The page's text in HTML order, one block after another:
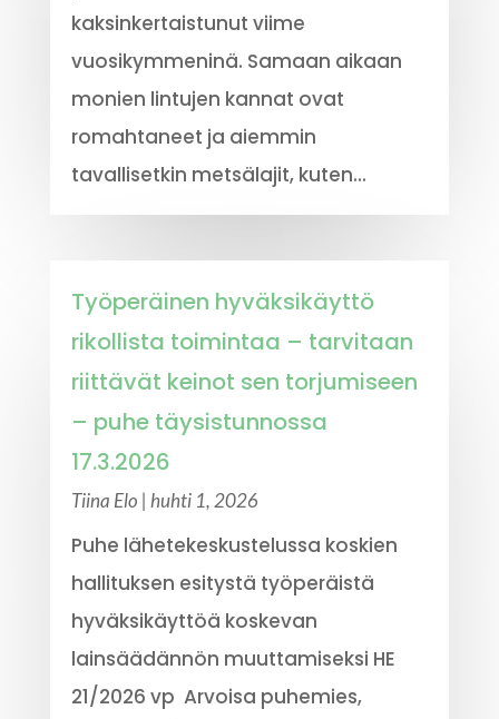
kaksinkertaistunut viime
vuosikymmeninä. Samaan aikaan
monien lintujen kannat ovat
romahtaneet ja aiemmin
tavallisetkin metsälajit, kuten...
Työperäinen hyväksikäyttö
rikollista toimintaa – tarvitaan
riittävät keinot sen torjumiseen
– puhe täysistunnossa
17.3.2026
Tiina Elo | huhti 1, 2026
Puhe lähetekeskustelussa koskien
hallituksen esitystä työperäistä
hyväksikäyttöä koskevan
lainsäädännön muuttamiseksi HE
21/2026 vp Arvoisa puhemies,